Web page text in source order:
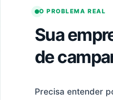
O PROBLEMA REAL
Sua
de
Precisa entender